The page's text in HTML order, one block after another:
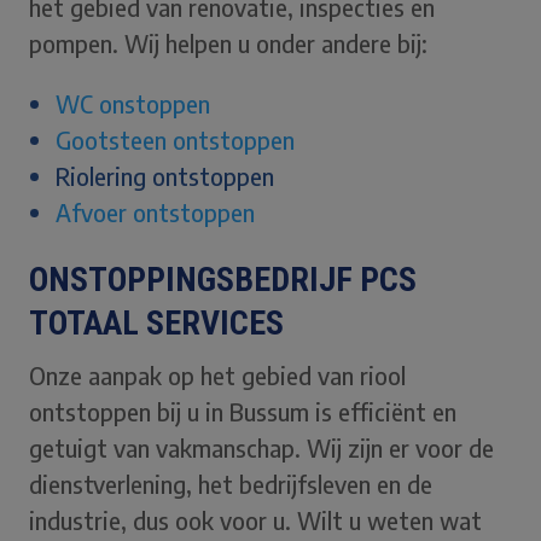
het gebied van renovatie, inspecties en
pompen. Wij helpen u onder andere bij:
WC onstoppen
Gootsteen ontstoppen
Riolering ontstoppen
Afvoer ontstoppen
ONSTOPPINGSBEDRIJF PCS
TOTAAL SERVICES
Onze aanpak op het gebied van riool
ontstoppen bij u in Bussum is efficiënt en
getuigt van vakmanschap. Wij zijn er voor de
dienstverlening, het bedrijfsleven en de
industrie, dus ook voor u. Wilt u weten wat